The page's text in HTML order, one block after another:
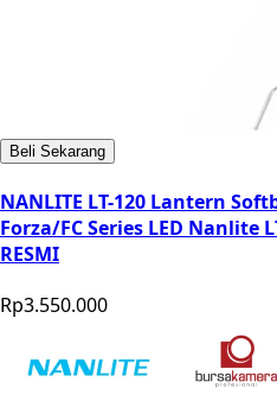
Beli Sekarang
NANLITE LT-120 Lantern
Forza/FC Series LED Nanlite
RESMI
Rp3.550.000